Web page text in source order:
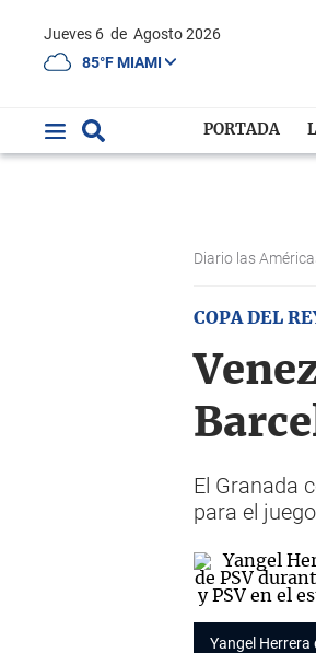
Jueves 6 de Agosto 2026
85°F MIAMI
PORTADA
Diario las
COPA DEL
El Granada
para el
Yangel